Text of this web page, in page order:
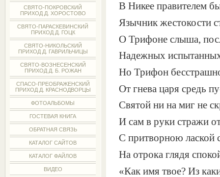
СВЯТО-ПОКРОВСКИЙ
ПРИХОД Д. ХОРОСТОВО
СВЯТО-ПАРАСКЕВИНСКИЙ
ПРИХОД Д. ГОЦК
СВЯТО-НИКОЛЬСКИЙ
ПРИХОД Д. ГАВРИЛЬЧИЦЫ
СВЯТО-ВОЗНЕСЕНСКИЙ
ПРИХОД Д. Б. РОЖАН
СПАСО-ПРЕОБРАЖЕНСКИЙ
ПРИХОД Д. КРАСНОДВОРЦЫ
ФОТОАЛЬБОМЫ
ГОСТЕВАЯ КНИГА
ОБРАТНАЯ СВЯЗЬ
КАТАЛОГ САЙТОВ
КАТАЛОГ ФАЙЛОВ
ВИДЕО
В Никее правителем
Язычник жестокости
О Трифоне слыша,
Надежных
Но Трифон
От гнева царя средь
Святой ни на миг не
И сам в руки стражи
С притворною лаской
На отрока глядя
«Как имя твое? Из